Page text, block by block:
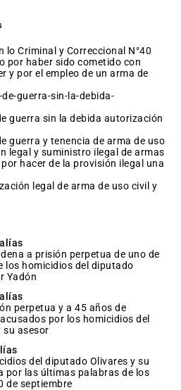
lo Criminal y Correccional N°40
y por el empleo de un arma de
legal y suministro ilegal de armas
hacer de la provisión ilegal una
a prisión perpetua de uno de
los homicidios del diputado
Yadón
perpetua y a 45 años de
por los homicidios del
su asesor
del diputado Olivares y su
por las últimas palabras de los
de septiembre